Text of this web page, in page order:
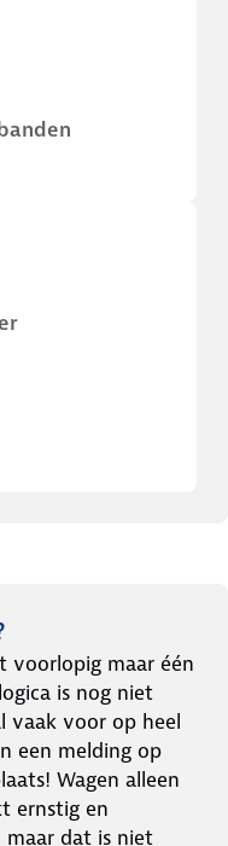
voorlopig maar één
is nog niet
vaak voor op heel
een melding op
Wagen alleen
ernstig en
maar dat is niet